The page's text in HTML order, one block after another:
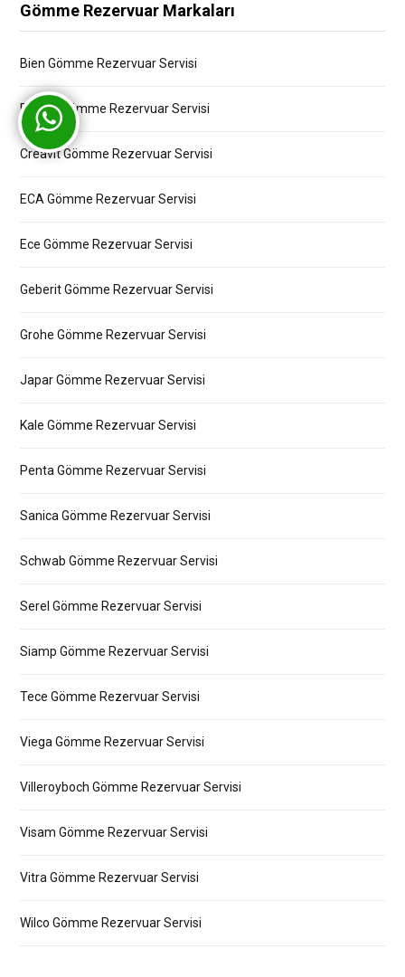
Gömme Rezervuar Markaları
Bien Gömme Rezervuar Servisi
Bocchi Gömme Rezervuar Servisi
Creavit Gömme Rezervuar Servisi
ECA Gömme Rezervuar Servisi
Ece Gömme Rezervuar Servisi
Geberit Gömme Rezervuar Servisi
Grohe Gömme Rezervuar Servisi
Japar Gömme Rezervuar Servisi
Kale Gömme Rezervuar Servisi
Penta Gömme Rezervuar Servisi
Sanica Gömme Rezervuar Servisi
Schwab Gömme Rezervuar Servisi
Serel Gömme Rezervuar Servisi
Siamp Gömme Rezervuar Servisi
Tece Gömme Rezervuar Servisi
Viega Gömme Rezervuar Servisi
Villeroyboch Gömme Rezervuar Servisi
Visam Gömme Rezervuar Servisi
Vitra Gömme Rezervuar Servisi
Wilco Gömme Rezervuar Servisi